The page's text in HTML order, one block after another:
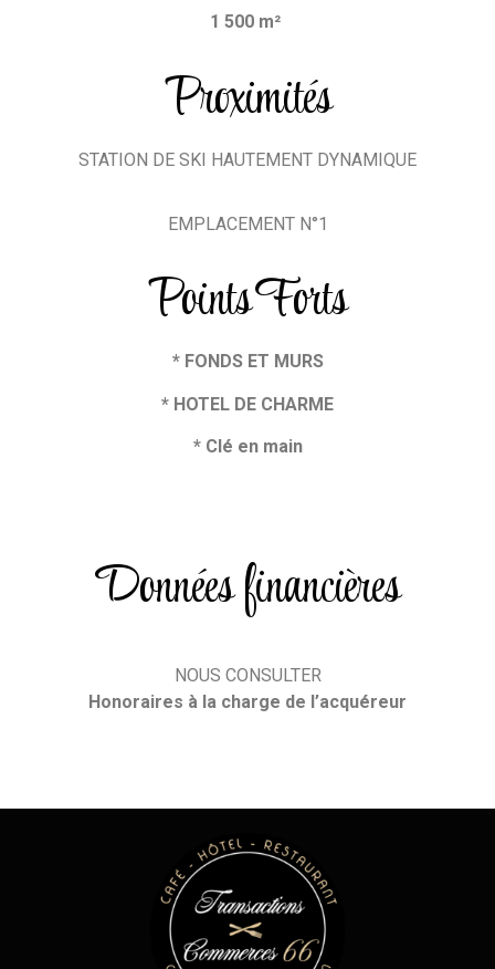
1 500 m²
Proximités
STATION DE SKI HAUTEMENT DYNAMIQUE
EMPLACEMENT N°1
Points Forts
* FONDS ET MURS
* HOTEL DE CHARME
* Clé en main
Données financières
NOUS CONSULTER
Honoraires à la charge de l’acquéreur